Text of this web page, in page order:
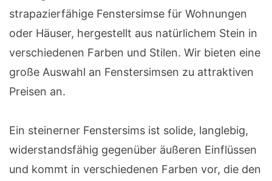
strapazierfähige Fenstersimse für Wohnungen
oder Häuser, hergestellt aus natürlichem Stein in
verschiedenen Farben und Stilen. Wir bieten eine
große Auswahl an Fenstersimsen zu attraktiven
Preisen an.
Ein steinerner Fenstersims ist solide, langlebig,
widerstandsfähig gegenüber äußeren Einflüssen
und kommt in verschiedenen Farben vor, die den